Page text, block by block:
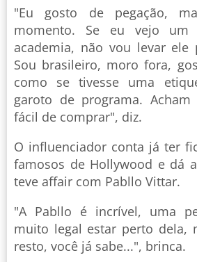
"Eu gosto de pegação,
momento. Se eu vejo
academia, não vou levar ele
Sou brasileiro, moro fora,
como se tivesse uma
garoto de programa.
fácil de comprar", diz.
O influenciador conta já ter
famosos de Hollywood e dá
teve affair com Pabllo Vittar.
"A Pabllo é incrível, uma
muito legal estar perto dela,
resto, você já sabe...", brinca.